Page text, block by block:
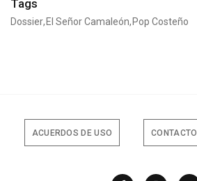
Tags
Dossier El Señor Camaleón Pop Costeño
ACUERDOS DE USO CONTACTO